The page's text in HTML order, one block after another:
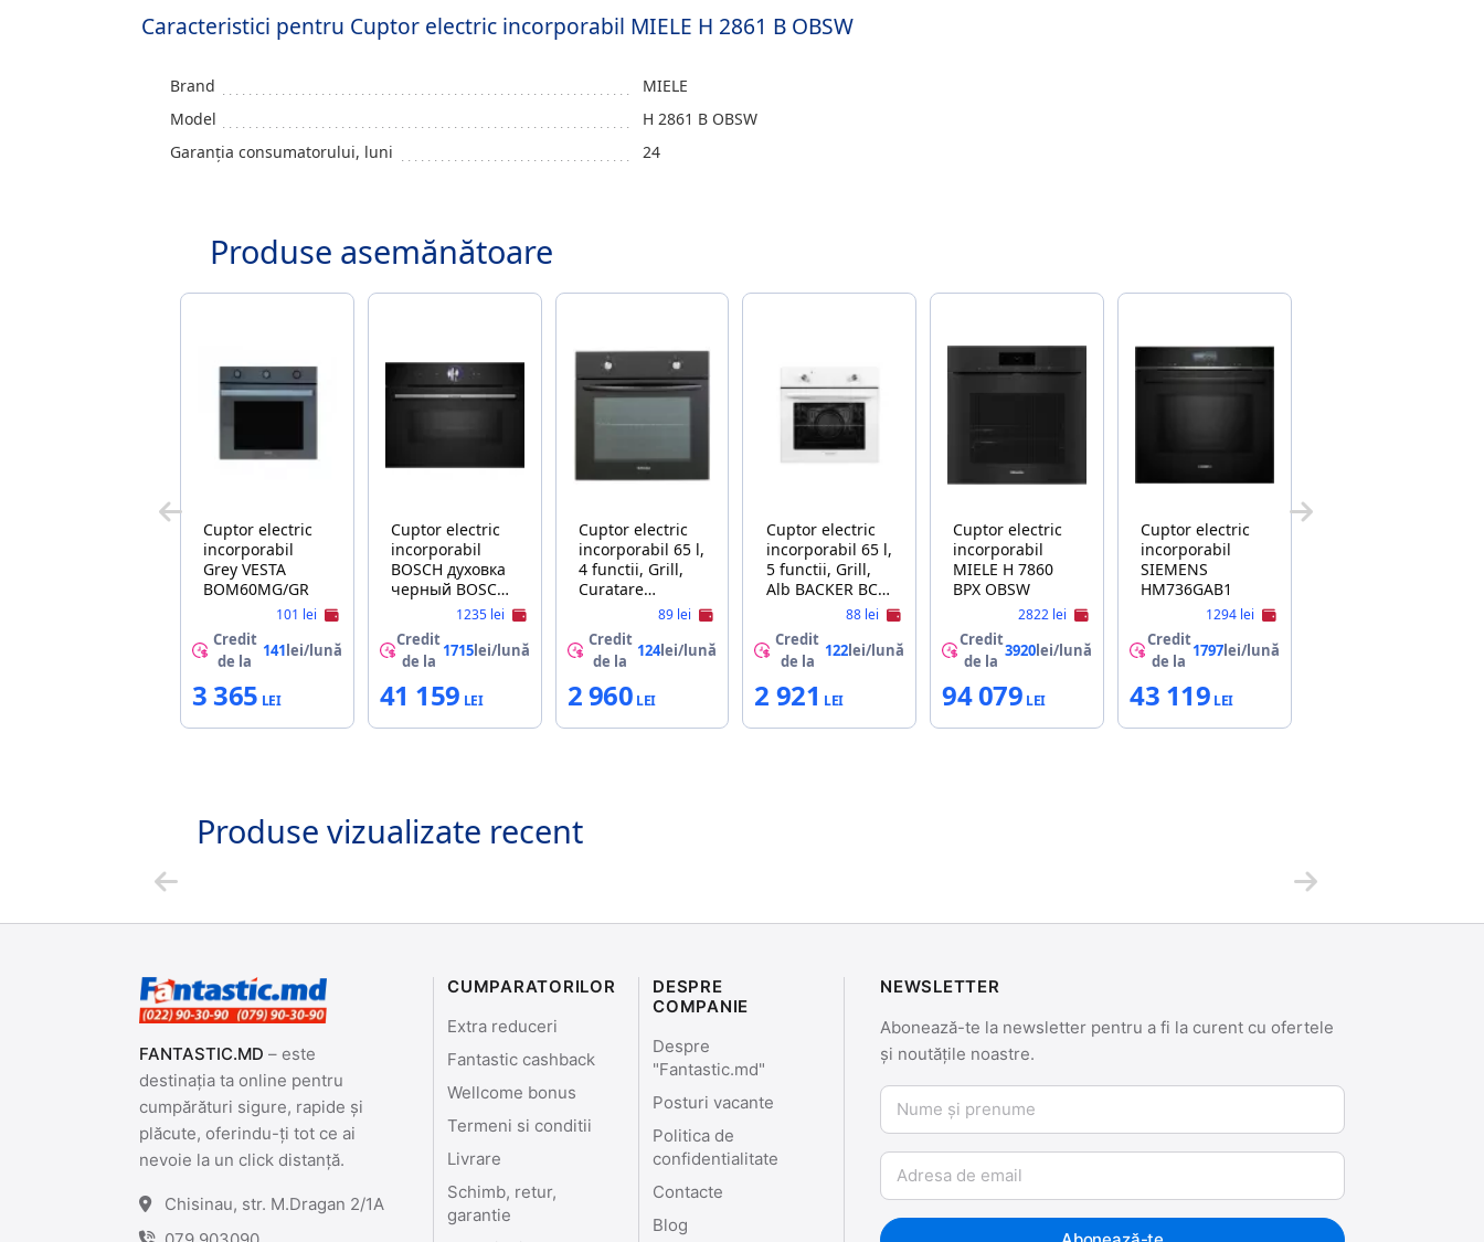
Caracteristici pentru Cuptor electric incorporabil MIELE H 2861 B OBSW
Brand
MIELE
Model
H 2861 B OBSW
Garanția consumatorului, luni
24
Produse asemănătoare
Cuptor electric
incorporabil
Grey VESTA
BOM60MG/GR
101 lei
Credit
de la
141lei/lună
3 365
Cuptor electric
incorporabil
BOSCH духовка
черный BOSCH
CMG7761B11235 lei
Credit
de la
1715lei/lună
41 159
Cuptor electric
incorporabil 65 l,
4 functii, Grill,
Curatare
traditionala,
Negru BACKER
BCE-4M 444BL A
89 lei
Credit
de la
124lei/lună
2 960
Cuptor electric
incorporabil 65 l,
5 functii, Grill,
Alb BACKER BCE-
4M 444 WH A88 lei
Credit
de la
122lei/lună
2 921
Cuptor electric
incorporabil
MIELE H 7860
BPX OBSW
2822 lei
Credit
de la
3920lei/lună
94 079
Cuptor electric
incorporabil
SIEMENS
HM736GAB1
1294 lei
Credit
de la
1797lei/lună
43 119
Produse vizualizate recent
FANTASTIC.MD – este
destinația ta online pentru
cumpărături sigure, rapide și
plăcute, oferindu-ți tot ce ai
nevoie la un click distanță.
Chisinau, str. M.Dragan 2/1A
CUMPARATORILOR
Extra reduceri
Fantastic cashback
Wellcome bonus
Termeni si conditii
Livrare
Schimb, retur,
garantie
DESPRE
COMPANIE
Despre
"Fantastic.md"
Posturi vacante
Politica de
confidentialitate
Contacte
Blog
NEWSLETTER
Abonează-te la newsletter pentru a fi la curent cu ofertele
și noutățile noastre.
Nume și prenume
Email